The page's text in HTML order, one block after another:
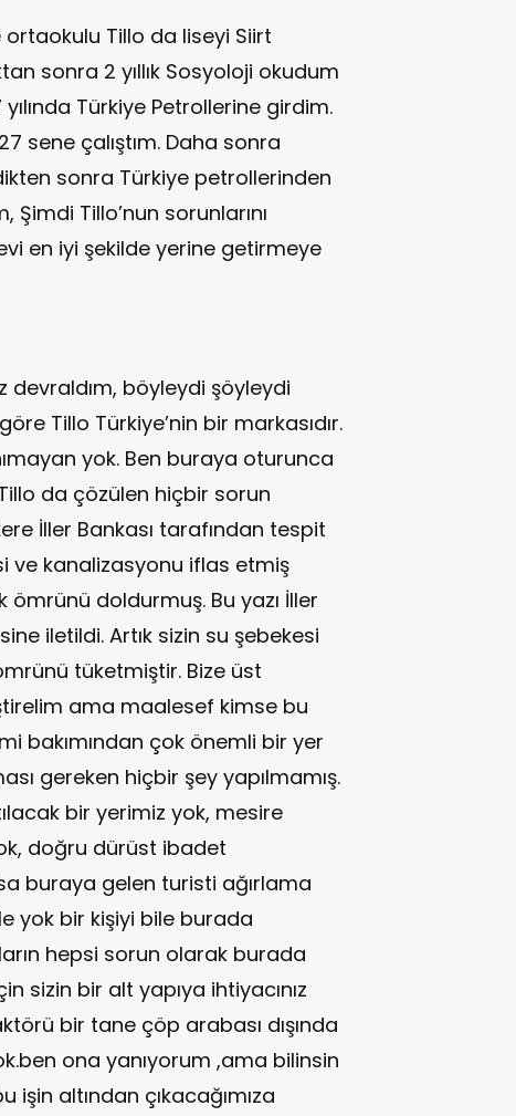
Tillo da liseyi Siirt
sonra 2 yıllık Sosyoloji okudum
Türkiye Petrollerine girdim.
sene çalıştım. Daha sonra
sonra Türkiye petrollerinden
Tillo’nun sorunlarını
en iyi şekilde yerine getirmeye
böyleydi şöyleydi
Tillo Türkiye’nin bir markasıdır.
yok. Ben buraya oturunca
Tillo da çözülen hiçbir sorun
İller Bankası tarafından tespit
ve kanalizasyonu iflas etmiş
doldurmuş. Bu yazı İller
iletildi. Artık sizin su şebekesi
tüketmiştir. Bize üst
ama maalesef kimse bu
bakımından çok önemli bir yer
gereken hiçbir şey yapılmamış.
bir yerimiz yok, mesire
doğru dürüst ibadet
buraya gelen turisti ağırlama
yok bir kişiyi bile burada
hepsi sorun olarak burada
sizin bir alt yapıya ihtiyacınız
bir tane çöp arabası dışında
ona yanıyorum ,ama bilinsin
altından çıkacağımıza